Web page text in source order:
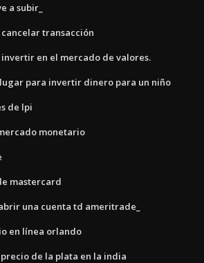
a subir_
transacción
en el mercado de valores.
para invertir dinero para un niño
de lpi
monetario
mastercard
una cuenta td ameritrade_
en línea orlando
de la plata en la india